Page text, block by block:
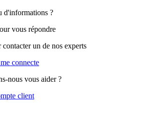
d'informations ?
vous répondre
un de nos experts
connecte
nous vous aider ?
client